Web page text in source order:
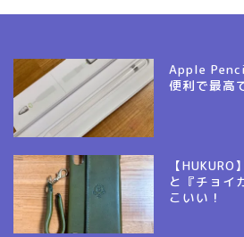
Apple
便利で最高
【
と『チョイ
こいい！